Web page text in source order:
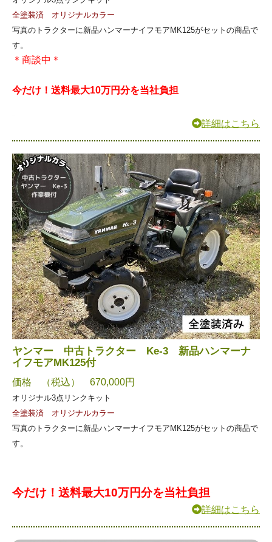
全塗装済 オリジナルカラー
写真のトラクターに新品ハンマーナイフモアMK125がセットの商品で
す。
＊商談中＊
今だけ！送料最大10万円分を当社負担
詳細はこちら
ヤンマー 中古トラクター Ke-3 新品ハンマーナ
イフモアMK125付
価格 （税込） 670,000円
オリジナル3点リンクキット
全塗装済 オリジナルカラー
写真のトラクターに新品ハンマーナイフモアMK125がセットの商品で
す。
今だけ！送料最大10万円分を当社負担
詳細はこちら